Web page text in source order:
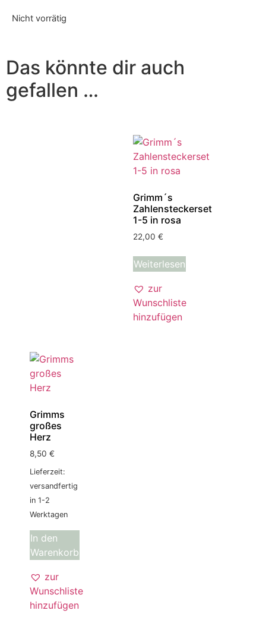
Nicht vorrätig
Das könnte dir auch
gefallen …
Grimm´s
Zahlensteckerset
1-5 in rosa
22,00 €
Weiterlesen
zur
Wunschliste
hinzufügen
Grimms
großes
Herz
8,50 €
Lieferzeit:
versandfertig
in 1-2
Werktagen
In den
Warenkorb
zur
Wunschliste
hinzufügen